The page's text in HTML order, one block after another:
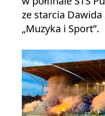
ze starcia
„Muzyka i Sport”.